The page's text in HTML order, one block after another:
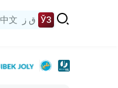
中文 ق ز ЎЗ